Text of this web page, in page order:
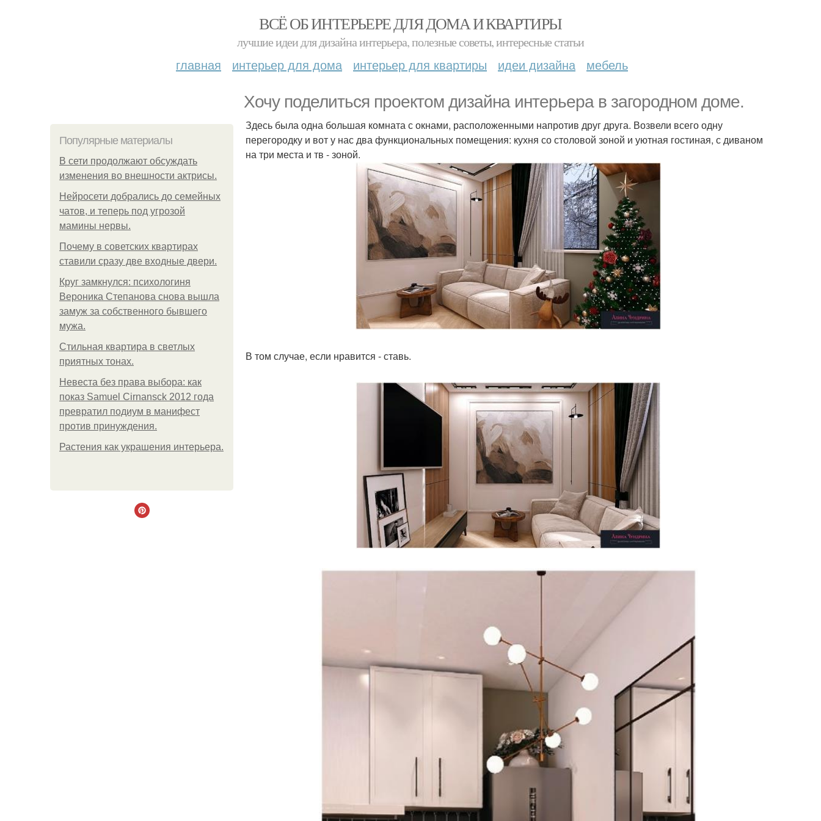
ВСЁ ОБ ИНТЕРЬЕРЕ ДЛЯ ДОМА И КВАРТИРЫ
лучшие идеи для дизайна интерьера, полезные советы, интересные статьи
главная интерьер для дома интерьер для квартиры идеи дизайна мебель
Хочу поделиться проектом дизайна интерьера в загородном доме.
Популярные материалы
В сети продолжают обсуждать
изменения во внешности актрисы.
Нейросети добрались до семейных
чатов, и теперь под угрозой
мамины нервы.
Почему в советских квартирах
ставили сразу две входные двери.
Круг замкнулся: психологиня
Вероника Степанова снова вышла
замуж за собственного бывшего
мужа.
Стильная квартира в светлых
приятных тонах.
Невеста без права выбора: как
показ Samuel Cirnansck 2012 года
превратил подиум в манифест
против принуждения.
Растения как украшения интерьера.
Здесь была одна большая комната с окнами, расположенными напротив друг друга. Возвели всего одну
перегородку и вот у нас два функциональных помещения: кухня со столовой зоной и уютная гостиная, с диваном
на три места и тв - зоной.
В том случае, если нравится - ставь.